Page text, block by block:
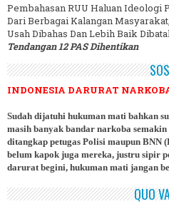
Pembahasan RUU Haluan Ideologi
Dari Berbagai Kalangan
Usah Dibahas Dan Lebih Baik
Tendangan 12 PAS Dihentikan
SOS
INDONESIA DARURAT
Sudah dijatuhi hukuman mati bahkan
masih banyak bandar narkoba
ditangkap petugas Polisi maupun BNN
belum kapok juga mereka, justru sipir
darurat begini, hukuman mati jangan
QUO